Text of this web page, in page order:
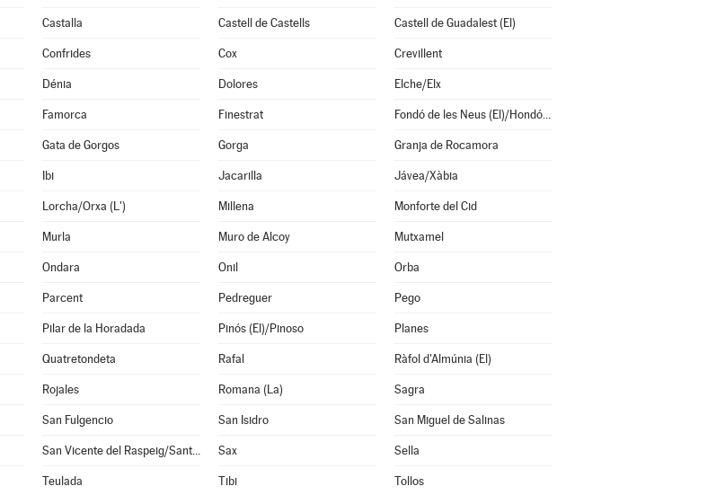
Castalla Castell de Castells Castell de Guadalest (El)
Confrides Cox Crevillent
Dénia Dolores Elche/Elx
Famorca Finestrat Fondó de les Neus (El)/Hondón de las Nieves
Gata de Gorgos Gorga Granja de Rocamora
Ibi Jacarilla Jávea/Xàbia
Lorcha/Orxa (L') Millena Monforte del Cid
Murla Muro de Alcoy Mutxamel
Ondara Onil Orba
Parcent Pedreguer Pego
Pilar de la Horadada Pinós (El)/Pinoso Planes
Quatretondeta Rafal Ràfol d'Almúnia (El)
Rojales Romana (La) Sagra
San Fulgencio San Isidro San Miguel de Salinas
San Vicente del Raspeig/Sant Vicent del Raspeig Sax Sella
Teulada Tibi Tollos